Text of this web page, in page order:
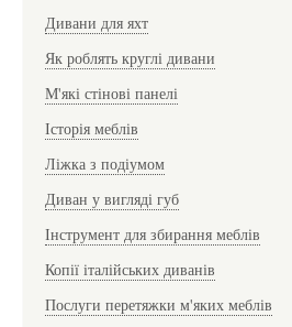
Дивани для яхт
Як роблять круглі дивани
М'які стінові панелі
Історія меблів
Ліжка з подіумом
Диван у вигляді губ
Інструмент для збирання меблів
Копії італійських диванів
Послуги перетяжки м'яких меблів